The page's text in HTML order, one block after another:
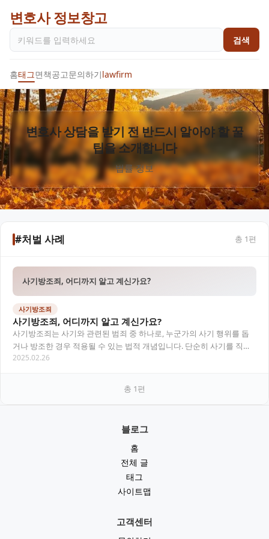
변호사 정보창고
검색
홈태그면책공고문의하기lawfirm
변호사 상담을 받기 전 반드시 알아야 할 꿀
팁을 소개합니다
법률 정보
#처벌 사례 총 1편
사기방조죄, 어디까지 알고 계신가요?
사기방조죄
사기방조죄, 어디까지 알고 계신가요?
사기방조죄는 사기와 관련된 범죄 중 하나로, 누군가의 사기 행위를 돕
거나 방조한 경우 적용될 수 있는 법적 개념입니다. 단순히 사기를 직접
저지른 사람이 아니더라도, 그 과정에 연…
2025.02.26
총 1편
블로그
홈
전체 글
태그
사이트맵
고객센터